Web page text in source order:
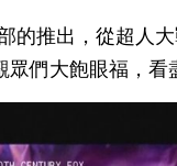
的推出，從超人
們大飽眼福，看